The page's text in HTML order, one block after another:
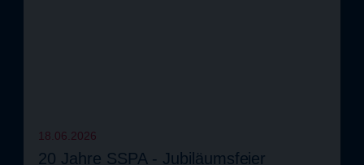
18.06.2026
20 Jahre SSPA - Jubiläumsfeier